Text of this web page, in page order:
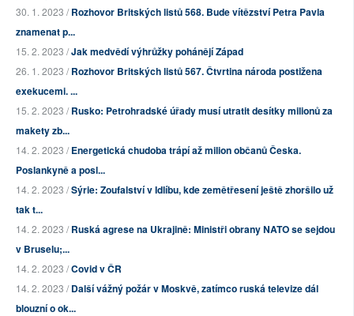
30. 1. 2023 /Rozhovor Britských listů 568. Bude vítězství Petra Pavla
znamenat p...
15. 2. 2023 /Jak medvědí výhrůžky pohánějí Západ
26. 1. 2023 /Rozhovor Britských listů 567. Čtvrtina národa postižena
exekucemi. ...
15. 2. 2023 /Rusko: Petrohradské úřady musí utratit desítky milionů za
makety zb...
14. 2. 2023 /Energetická chudoba trápí až milion občanů Česka.
Poslankyně a posl...
14. 2. 2023 /Sýrie: Zoufalství v Idlíbu, kde zemětřesení ještě zhoršilo už
tak t...
14. 2. 2023 /Ruská agrese na Ukrajině: Ministři obrany NATO se sejdou
v Bruselu;...
14. 2. 2023 /Covid v ČR
14. 2. 2023 /Další vážný požár v Moskvě, zatímco ruská televize dál
blouzní o ok...